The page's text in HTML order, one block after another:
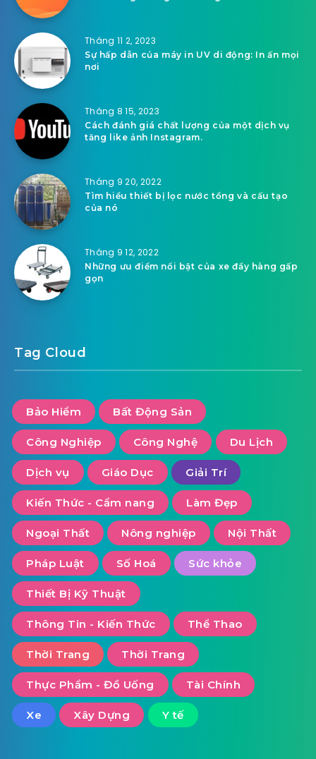
Tháng 11 2, 2023
Sự hấp dẫn của máy in UV di động: In ấn mọi
nơi
Tháng 8 15, 2023
Cách đánh giá chất lượng của một dịch vụ
tăng like ảnh Instagram.
Tháng 9 20, 2022
Tìm hiểu thiết bị lọc nước tổng và cấu tạo
của nó
Tháng 9 12, 2022
Những ưu điểm nổi bật của xe đẩy hàng gấp
gọn
Tag Cloud
Bảo Hiểm Bất Động Sản
Công Nghiệp Công Nghệ Du Lịch
Dịch vụ Giáo Dục Giải Trí
Kiến Thức - Cẩm nang Làm Đẹp
Ngoại Thất Nông nghiệp Nội Thất
Pháp Luật Số Hoá Sức khỏe
Thiết Bị Kỹ Thuật
Thông Tin - Kiến Thức Thể Thao
Thời Trang Thời Trang
Thực Phẩm - Đồ Uống Tài Chính
Xe Xây Dựng Y tế